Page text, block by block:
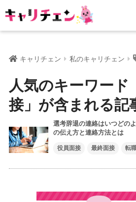
キャリチェン 私のキャリチェン
人気のキーワード
接」が含まれる記
選考辞退の連絡はいつどの
の伝え方と連絡方法とは
役員面接 最終面接 転